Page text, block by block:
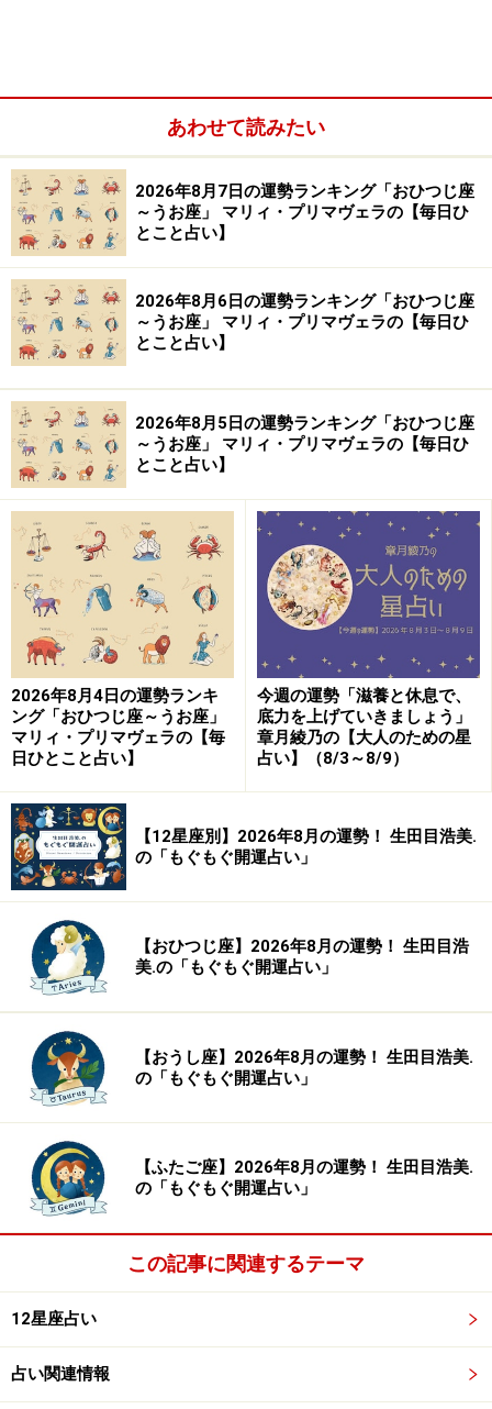
【編集部おすすめの購入サイト】
Amazonで占い関連の商品をチェック！
楽天市場で占い関連の商品をチェック！
あわせて読みたい
2026年8月7日の運勢ランキング「おひつじ座
～うお座」 マリィ・プリマヴェラの【毎日ひ
とこと占い】
2026年8月6日の運勢ランキング「おひつじ座
～うお座」 マリィ・プリマヴェラの【毎日ひ
とこと占い】
2026年8月5日の運勢ランキング「おひつじ座
～うお座」 マリィ・プリマヴェラの【毎日ひ
とこと占い】
2026年8月4日の運勢ランキ
ング「おひつじ座～うお座」
マリィ・プリマヴェラの【毎
日ひとこと占い】
今週の運勢「滋養と休息で、
底力を上げていきましょう」
章月綾乃の【大人のための星
占い】（8/3～8/9）
【12星座別】2026年8月の運勢！ 生田目浩美.
の「もぐもぐ開運占い」
【おひつじ座】2026年8月の運勢！ 生田目浩
美.の「もぐもぐ開運占い」
【おうし座】2026年8月の運勢！ 生田目浩美.
の「もぐもぐ開運占い」
【ふたご座】2026年8月の運勢！ 生田目浩美.
の「もぐもぐ開運占い」
この記事に関連するテーマ
12星座占い
占い関連情報